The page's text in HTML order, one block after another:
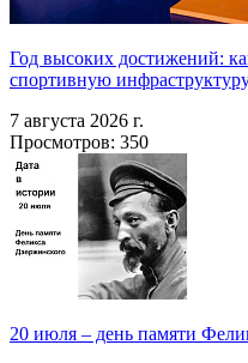
Год высоких достижений:
спортивную
7 августа 2026 г.
Просмотров: 350
20 июля – день памяти